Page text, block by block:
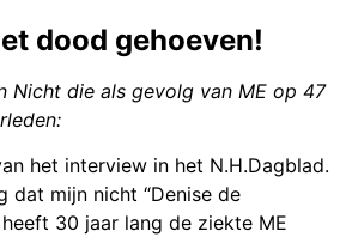
dood gehoeven!
Nicht die als gevolg van ME op 47
het interview in het N.H.Dagblad.
dat mijn nicht “Denise de
30 jaar lang de ziekte ME